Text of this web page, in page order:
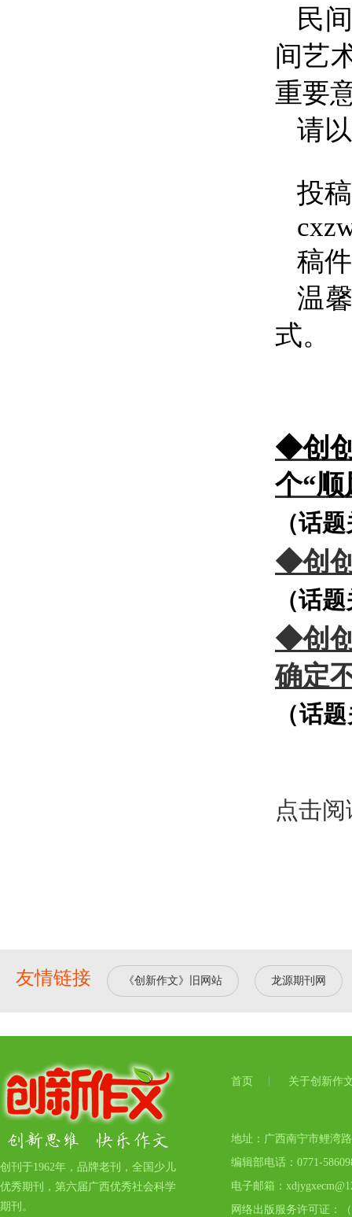
民
间艺
重要
请
投
稿
温
式。
◆创
个“顺
（话
◆创
（话
◆创
确定
（话
点击阅
友情链接 《创新作文》旧网站 龙源期刊网
创刊于1962年，品牌老刊，全国少儿
优秀期刊，第六届广西优秀社会科学
期刊。
首页 关于创新作
地址：广西南宁市鲤湾
编辑部电话：0771-
电子邮箱：
网络出版服务许可证：